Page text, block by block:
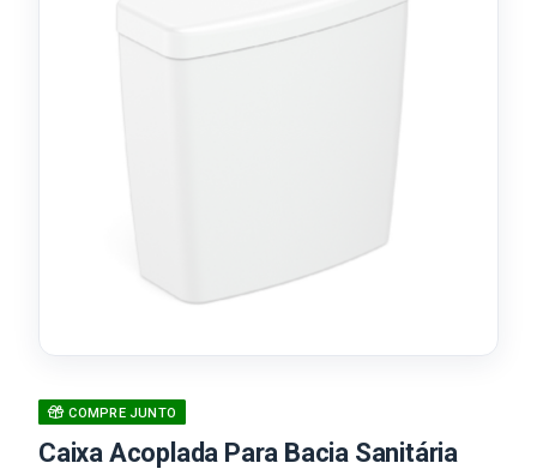
COMPRE JUNTO
Caixa Acoplada Para Bacia Sanitária